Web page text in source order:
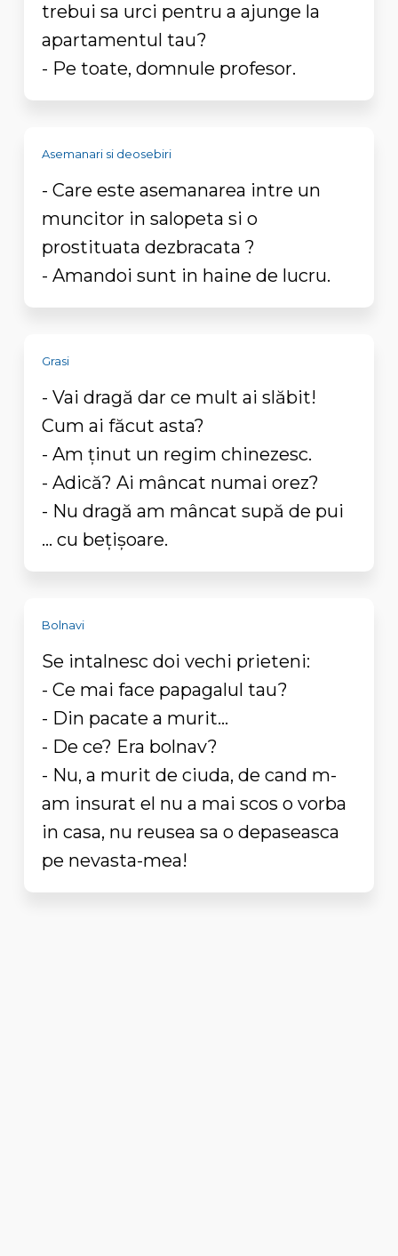
trebui sa urci pentru a ajunge la
apartamentul tau?
- Pe toate, domnule profesor.
Asemanari si deosebiri
- Care este asemanarea intre un
muncitor in salopeta si o
prostituata dezbracata ?
- Amandoi sunt in haine de lucru.
Grasi
- Vai dragă dar ce mult ai slăbit!
Cum ai făcut asta?
- Am ținut un regim chinezesc.
- Adică? Ai mâncat numai orez?
- Nu dragă am mâncat supă de pui
... cu bețișoare.
Bolnavi
Se intalnesc doi vechi prieteni:
- Ce mai face papagalul tau?
- Din pacate a murit...
- De ce? Era bolnav?
- Nu, a murit de ciuda, de cand m-
am insurat el nu a mai scos o vorba
in casa, nu reusea sa o depaseasca
pe nevasta-mea!